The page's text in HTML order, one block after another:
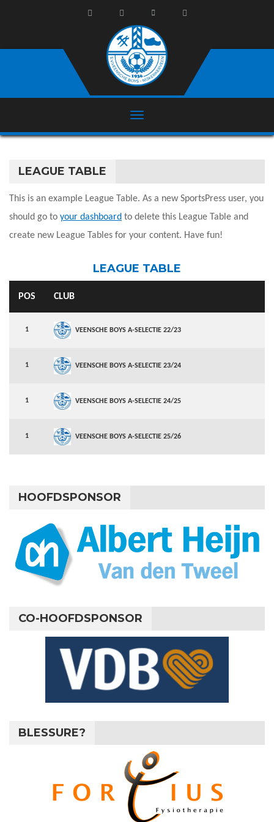
LEAGUE TABLE
This is an example League Table. As a new SportsPress user, you
should go to your dashboard to delete this League Table and
create new League Tables for your content. Have fun!
LEAGUE TABLE
POS CLUB
1 VEENSCHE BOYS A-SELECTIE 22/23
1 VEENSCHE BOYS A-SELECTIE 23/24
1 VEENSCHE BOYS A-SELECTIE 24/25
1 VEENSCHE BOYS A-SELECTIE 25/26
HOOFDSPONSOR
CO-HOOFDSPONSOR
BLESSURE?